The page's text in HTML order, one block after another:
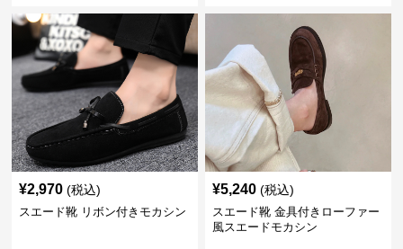
¥2,970 (税込)
スエード靴 リボン付きモカシン
¥5,240 (税込)
スエード靴 金具付きローファー
風スエードモカシン